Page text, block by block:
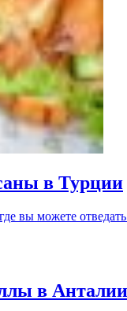
в Турции
где вы можете
в